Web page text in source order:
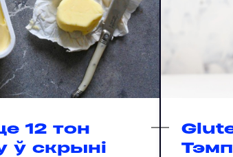
12 тон
ў скрыні